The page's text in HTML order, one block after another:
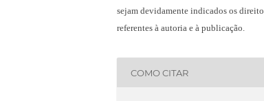
sejam devidamente indicados os
referentes à autoria e à publicação.
COMO CITAR